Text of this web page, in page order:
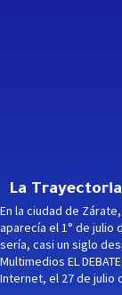
La Trayectoria
En la ciudad de
aparecía el 1° de julio
sería, casi un siglo
Multimedios EL
Internet, el 27 de julio